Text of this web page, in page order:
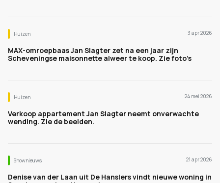
Huizen 3 apr 2026
MAX-omroepbaas Jan Slagter zet na een jaar zijn
Scheveningse maisonnette alweer te koop. Zie foto’s
Huizen 24 mei 2026
Verkoop appartement Jan Slagter neemt onverwachte
wending. Zie de beelden.
Shownieuws 21 apr 2026
Denise van der Laan uit De Hanslers vindt nieuwe woning in